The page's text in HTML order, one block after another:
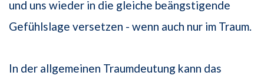
und uns wieder in die gleiche beängstigende
Gefühlslage versetzen - wenn auch nur im Traum.
In der allgemeinen Traumdeutung kann das